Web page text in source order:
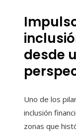
desde
Uno de los
inclusión
zonas que